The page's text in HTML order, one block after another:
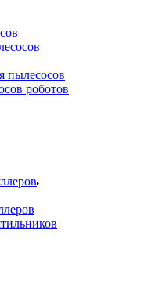
пылесосов
роботов